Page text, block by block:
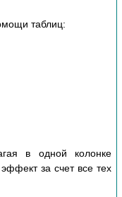
таблиц:
в одной колонке
эффект за счет все тех